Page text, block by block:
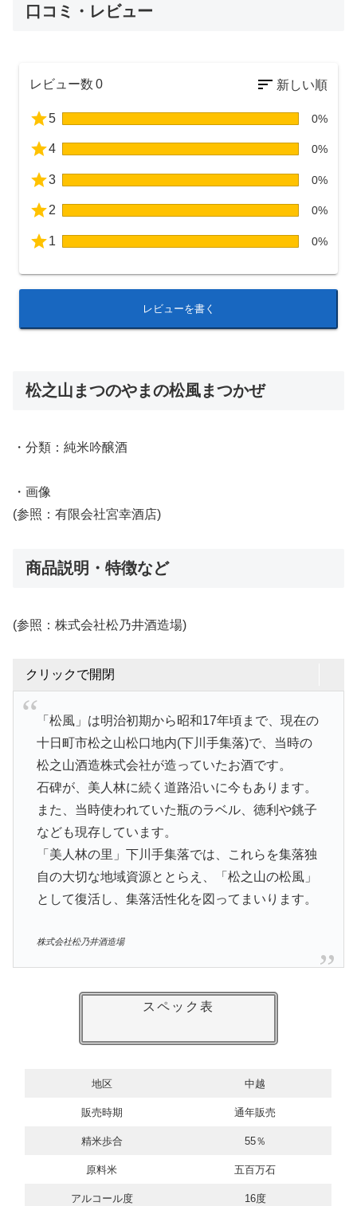
口コミ・レビュー
レビュー数 0
5 0%
4 0%
3 0%
2 0%
1 0%
レビューを書く
松之山まつのやまの松風まつかぜ
・分類：純米吟醸酒
・画像
(参照：有限会社宮幸酒店)
商品説明・特徴など
(参照：株式会社松乃井酒造場)
クリックで開閉
「松風」は明治初期から昭和17年頃まで、現在の
十日町市松之山松口地内(下川手集落)で、当時の
松之山酒造株式会社が造っていたお酒です。
石碑が、美人林に続く道路沿いに今もあります。
また、当時使われていた瓶のラベル、徳利や銚子
なども現存しています。
「美人林の里」下川手集落では、これらを集落独
自の大切な地域資源ととらえ、「松之山の松風」
として復活し、集落活性化を図ってまいります。
株式会社松乃井酒造場
スペック表
地区 中越
販売時期 通年販売
精米歩合 55％
原料米 五百万石
アルコール度 16度